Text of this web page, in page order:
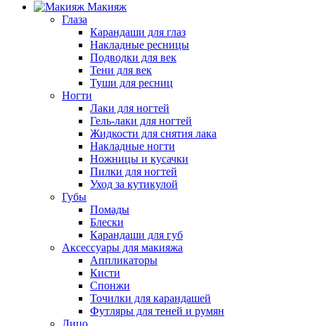
Макияж
Глаза
Карандаши для глаз
Накладные ресницы
Подводки для век
Тени для век
Туши для ресниц
Ногти
Лаки для ногтей
Гель-лаки для ногтей
Жидкости для снятия лака
Накладные ногти
Ножницы и кусачки
Пилки для ногтей
Уход за кутикулой
Губы
Помады
Блески
Карандаши для губ
Аксессуары для макияжа
Аппликаторы
Кисти
Спонжи
Точилки для карандашей
Футляры для теней и румян
Лицо